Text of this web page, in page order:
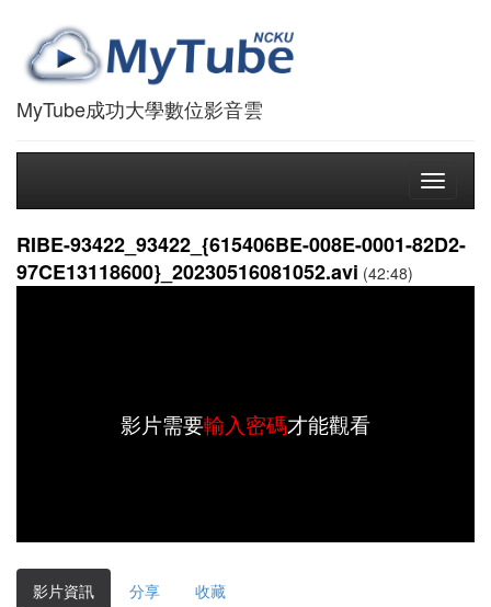
MyTube成功大學數位影音雲
Toggle
RIBE-93422_93422_{615406BE-008E-0001-82D2-
97CE13118600}_20230516081052.avi (42:48)
影片需要輸入密碼才能觀看
影片資訊 分享 收藏